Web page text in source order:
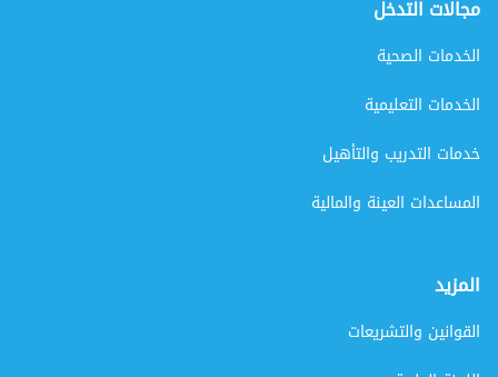
مجالات التدخل
الخدمات الصحية
الخدمات التعليمية
خدمات التدريب والتأهيل
المساعدات العينة والمالية
المزيد
القوانين والتشريعات